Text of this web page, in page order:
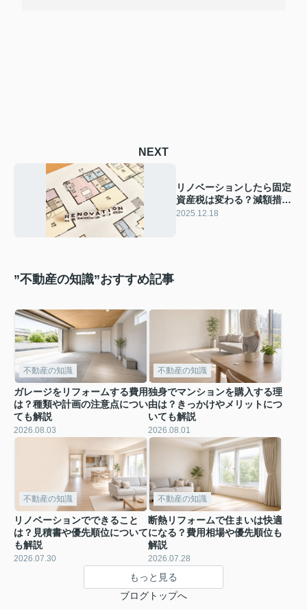
NEXT
リノベーションしたら固定
資産税は変わる？減額措置
に繋がる方法も解説
2025.12.18
”不動産の知識”おすすめ記事
不動産の知識
ガレージをリフォームする費用
は？種類や計画の注意点につい
ても解説
2026.08.03
不動産の知識
独身でマンションを購入する理
由は？きっかけやメリットにつ
いても解説
2026.08.01
不動産の知識
リノベーションでできること
は？見積書や優先順位について
も解説
2026.07.30
不動産の知識
断熱リフォームで住まいは快適
になる？費用相場や優先順位も
解説
2026.07.28
もっと見る
ブログトップへ